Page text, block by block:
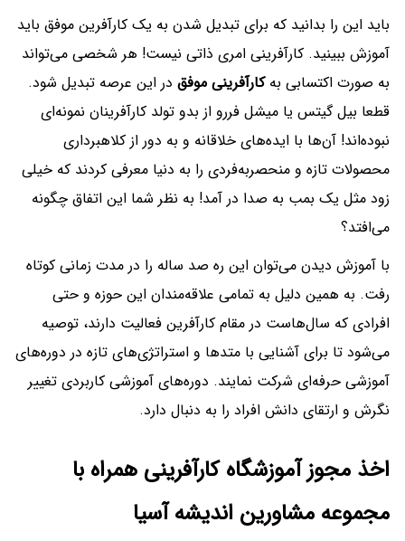
باید این را بدانید که برای تبدیل شدن به یک کارآفرین موفق باید
آموزش ببینید. کارآفرینی امری ذاتی نیست! هر شخصی می‌تواند
به صورت اکتسابی بهکارآفرینی موفق در این عرصه تبدیل شود.
قطعا بیل گیتس یا میشل فررو از بدو تولد کارآفرینان نمونه‌ای
نبوده‌اند! آن‌ها با ایده‌های خلاقانه و به دور از کلاهبرداری
محصولات تازه و منحصربه‌فردی را به دنیا معرفی کردند که خیلی
زود مثل یک بمب به صدا در آمد! به نظر شما این اتفاق چگونه
می‌افتد؟
با آموزش دیدن می‌توان این ره صد ساله را در مدت زمانی کوتاه
رفت. به همین دلیل به تمامی علاقه‌مندان این حوزه و حتی
افرادی که سال‌هاست در مقام کارآفرین فعالیت دارند، توصیه
می‌شود تا برای آشنایی با متدها و استراتژی‌های تازه در دوره‌های
آموزشی حرفه‌ای شرکت نمایند. دوره‌های آموزشی کاربردی تغییر
نگرش و ارتقای دانش افراد را به دنبال دارد.
اخذ مجوز آموزشگاه کارآفرینی همراه با
مجموعه مشاورین اندیشه آسیا